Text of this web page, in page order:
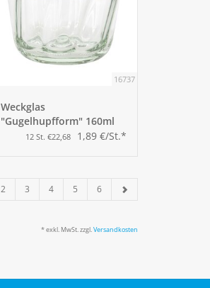
16737
Weckglas
"Gugelhupfform" 160ml
12 St. €22,68 1,89 €/St.*
2 3 4 5 6
* exkl. MwSt. zzgl. Versandkosten